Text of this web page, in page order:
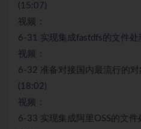
(15:07)
视频：
6-31 实现集成fastdfs的文件处
视频：
6-32 准备对接国内最流行的对
(18:02)
视频：
6-33 实现集成阿里OSS的文